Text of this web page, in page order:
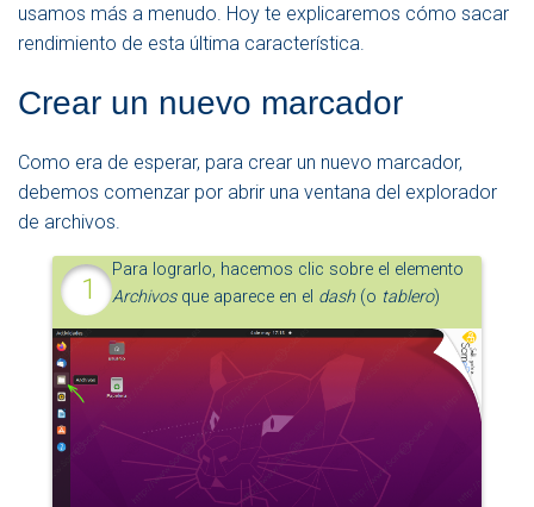
G
usamos más a menudo. Hoy te explicaremos cómo sacar
rendimiento de esta última característica.
Crear un nuevo marcador
Como era de esperar, para crear un nuevo marcador,
debemos comenzar por abrir una ventana del explorador
de archivos.
Para lograrlo, hacemos clic sobre el elemento
Archivosque aparece en el dash(o tablero)